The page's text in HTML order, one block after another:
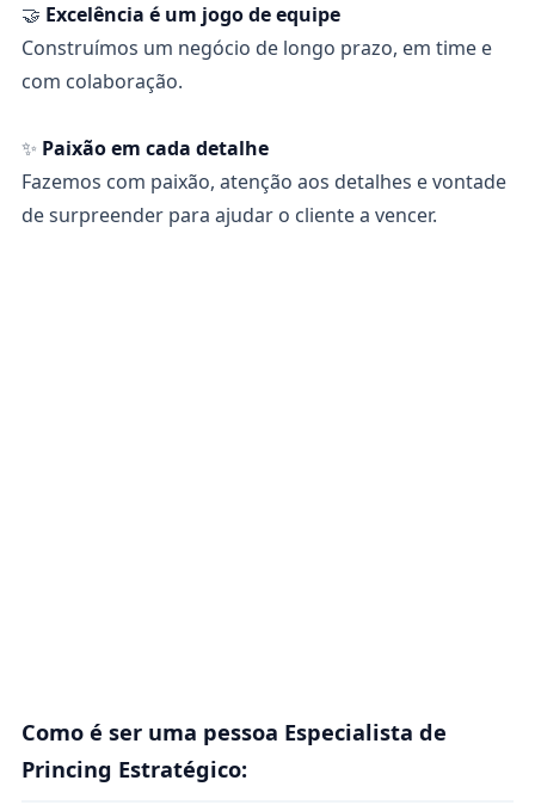
🤝 Excelência é um jogo de equipe
Construímos um negócio de longo prazo, em time e
com colaboração.
✨ Paixão em cada detalhe
Fazemos com paixão, atenção aos detalhes e vontade
de surpreender para ajudar o cliente a vencer.
Como é ser uma pessoa Especialista de
Princing Estratégico: